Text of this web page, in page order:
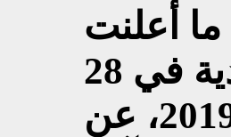
أعلنت
عنه هيئة النزاهة الاتحادية في 28
كانون الأول/ ديسمبر 2019، عن